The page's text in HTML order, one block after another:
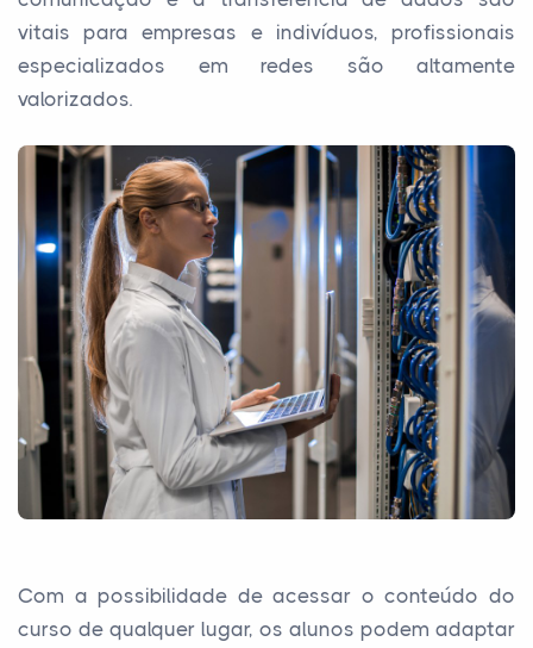
vitais para empresas e indivíduos, profissionais
especializados em redes são altamente
valorizados.
Com a possibilidade de acessar o conteúdo do
curso de qualquer lugar, os alunos podem adaptar